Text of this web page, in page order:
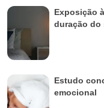
Exposição
duração do
Estudo
emocional